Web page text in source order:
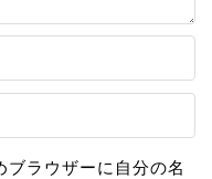
ブラウザーに自分の名